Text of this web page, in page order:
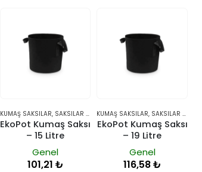
KUMAŞ SAKSILAR, SAKSILAR VE YETIŞTIRME SISTEMLERI
EkoPot Kumaş Saksı
– 15 Litre
Genel
101,21 ₺
KUMAŞ SAKSILAR, SAKSILAR VE YETIŞTIRME SISTEMLERI
EkoPot Kumaş Saksı
– 19 Litre
Genel
116,58₺